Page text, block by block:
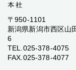
〒950-1101
新潟県新潟市西区山
6
TEL.025-378-4075
FAX.025-378-4077